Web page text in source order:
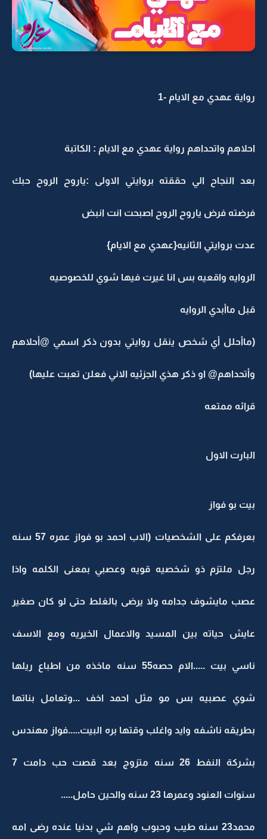
رواية عهدي مع الايام -1
احلاهم واتحداهم رواية عهدي مع الايام : الكاتبة
بعد النجاح الي حققته بروايتي الاولى :ياروح الروح حبك
فرضته فرض ياروح الروح اصبحت انت انبض
عدت بروايتي الثانيه{عهدي مع الايام}
الروايه واقعيه بس انا غيرت فيها شوي للخصوصيه
قبل ماأبدي الروايه
(ماأحلل أي شخص ينقل روايتي بدون ذكر اسمي @أحلاهم
وأتحداهم@ او ذكر هذي الجزئيه الاني فعلن تعبت عليها)
قرائه ممتعه
البارت الاول
بيت بو فواز
بعرفكم على الشخصيات (الاب احمد بو فواز عمره 57 سنه
رجل ملتزم ذو شخصيه قويه وعصبي بمعنى الكلمه واذا
عصب مايشوف جدامه ولا يرضى بالغلط حتى لو كان صغير
عايش حياته بين المسيد والاعمال الخيريه ومع الاسف
ناسي بيت .....الام حصه55 سنه ماخذه من اطباع ريلها
شوي عصبيه بس مو مثل احمد اخف ...وتعامل بناتها
بطريقه ناشفه وايد واغلب وقتها بره البيت.....فواز مهندس
بشركة النفط 26 سنه متزوج بعد قصت حب دامت 7
سنوات العنود وعمرها 23 سنه والحين حامل.....
محمد23 سنه طيب وحبوب واهم شي بدنيا عنده رضى امه